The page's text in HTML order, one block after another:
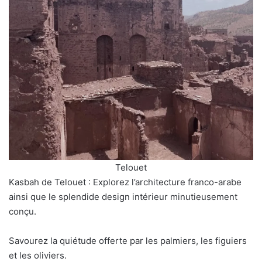
Telouet
Kasbah de Telouet : Explorez l’architecture franco-arabe
ainsi que le splendide design intérieur minutieusement
conçu.
Savourez la quiétude offerte par les palmiers, les figuiers
et les oliviers.